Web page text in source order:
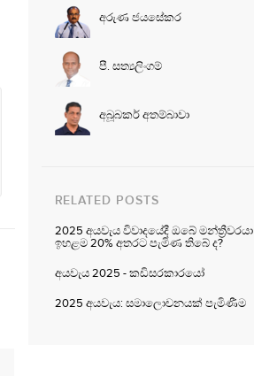
අරුණ ජයසේකර
පී. සත්‍යලිංගම්
අබූබකර් අතම්බාවා
RELATED POSTS
2025 අයවැය විවාදයේදී ඔබේ මන්ත්‍රීවරයා
ඉහළම 20% අතරට පැමිණ තිබේ ද?
අයවැය 2025 - කඩිසරකාරයෝ
2025 අයවැය: සමාලොචනයක් පැමිණීම